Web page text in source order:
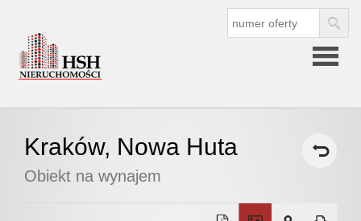
Kraków, Nowa Huta
Obiekt na wynajem